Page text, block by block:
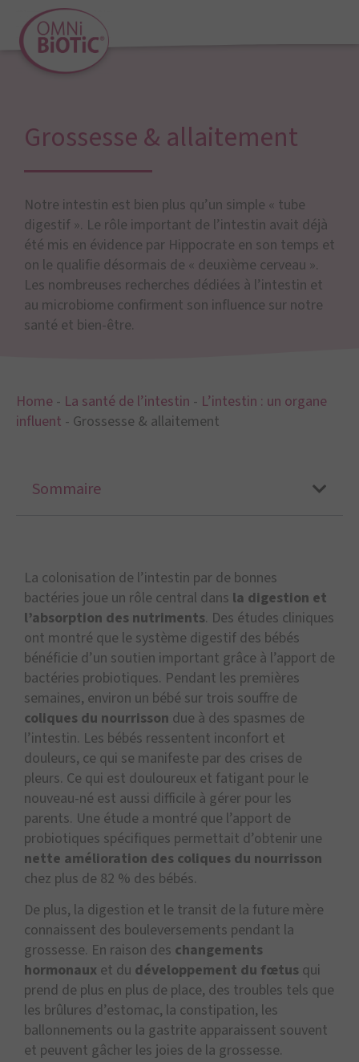
Grossesse & allaitement
Notre intestin est bien plus qu’un simple « tube
digestif ». Le rôle important de l’intestin avait déjà
été mis en évidence par Hippocrate en son temps et
on le qualifie désormais de « deuxième cerveau ».
Les nombreuses recherches dédiées à l’intestin et
au microbiome confirment son influence sur notre
santé et bien-être.
Home - La santé de l’intestin - L’intestin : un organe
influent - Grossesse & allaitement
Sommaire
La colonisation de l’intestin par de bonnes
bactéries joue un rôle central dans la digestion et
l’absorption des nutriments. Des études cliniques
ont montré que le système digestif des bébés
bénéficie d’un soutien important grâce à l’apport de
bactéries probiotiques. Pendant les premières
semaines, environ un bébé sur trois souffre de
coliques du nourrisson due à des spasmes de
l’intestin. Les bébés ressentent inconfort et
douleurs, ce qui se manifeste par des crises de
pleurs. Ce qui est douloureux et fatigant pour le
nouveau-né est aussi difficile à gérer pour les
parents. Une étude a montré que l’apport de
probiotiques spécifiques permettait d’obtenir une
nette amélioration des coliques du nourrisson
chez plus de 82 % des bébés.
De plus, la digestion et le transit de la future mère
connaissent des bouleversements pendant la
grossesse. En raison des changements
hormonaux et du développement du fœtus qui
prend de plus en plus de place, des troubles tels que
les brûlures d’estomac, la constipation, les
ballonnements ou la gastrite apparaissent souvent
et peuvent gâcher les joies de la grossesse.